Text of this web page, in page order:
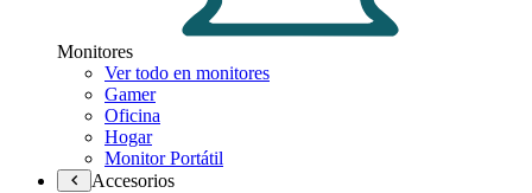
Monitores
Ver todo en monitores
Gamer
Oficina
Hogar
Monitor Portátil
Accesorios